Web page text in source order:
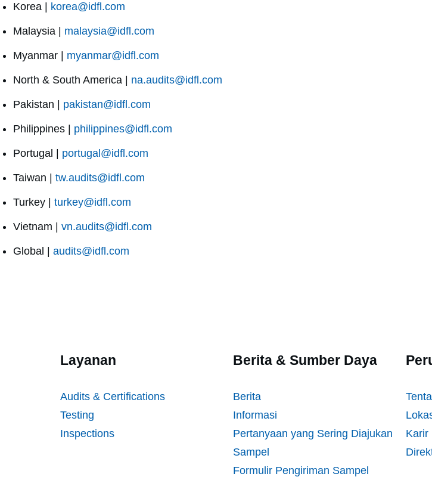
Korea | korea@idfl.com
Malaysia | malaysia@idfl.com
Myanmar | myanmar@idfl.com
North & South America | na.audits@idfl.com
Pakistan | pakistan@idfl.com
Philippines | philippines@idfl.com
Portugal | portugal@idfl.com
Taiwan | tw.audits@idfl.com
Turkey | turkey@idfl.com
Vietnam | vn.audits@idfl.com
Global | audits@idfl.com
Layanan
Audits & Certifications
Testing
Inspections
Berita & Sumber Daya
Berita
Informasi
Pertanyaan yang Sering Diajukan
Sampel
Formulir Pengiriman Sampel
Karir